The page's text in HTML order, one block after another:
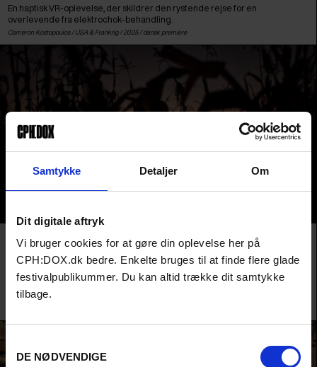
Samtykke Detaljer Om
Dit digitale aftryk
Vi bruger cookies for at gøre din oplevelse her på
CPH:DOX.dk bedre. Enkelte bruges til at finde flere glade
festivalpublikummer. Du kan altid trække dit samtykke
tilbage.
DE NØDVENDIGE
En haptisk VR-oplevelse, der skildrer den rystende rejse for en
overlevende fra elektrochok-behandling.
Cameron Kostopoulos / USA & Frankrig/ 2025 / dansk premiere
JARIPEO
Bag et mexicansk rodeo-shows hypermaskuline ritualer pulserer et skjult
queer-begær. Et festival-hit om performativ maskulinitet og
underbevidsthedens længsler.